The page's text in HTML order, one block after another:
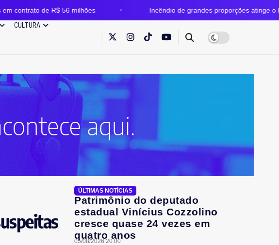
R$ 56 milhões Incêndio de grandes proporções atinge o Parque
CULTURA
ÚLTIMAS NOTÍCIAS
Patrimônio do deputado
estadual Vinícius Cozzolino
cresce quase 24 vezes em
quatro anos
05/08/2026 20:00